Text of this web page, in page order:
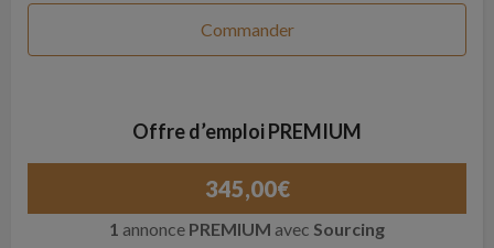
Commander
Offre d’emploi PREMIUM
345,00€
1 annonce PREMIUM avec Sourcing